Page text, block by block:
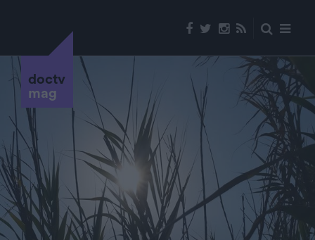
doctv
mag